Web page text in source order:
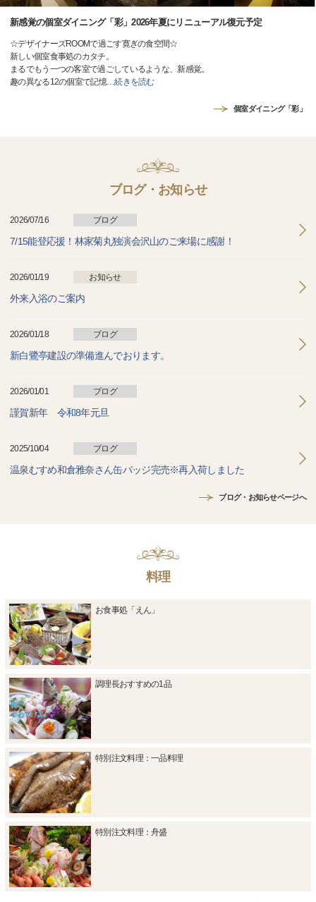
新感覚の個室ダイニング「彩」2026年夏にリニューアル復元予定
☆デザイナーズROOMで過ごす寛ぎの食空間☆
新しい個室食事処のカタチ。
まるでもう一つの客室で過ごしているような、新感覚。
趣の異なる12の個室で記憶…続きを読む
個室ダイニング「彩」
ブログ・お知らせ
2026/07/16 ブログ
7/15能登応援！林家菊丸独演会沢山のご来場に感謝！
2026/01/19 お知らせ
外来入浴のご案内
2026/01/18 ブログ
新白鷺亭建設の準備進んでおります。
2026/01/01 ブログ
謹賀新年 令和8年元旦
2025/10/04 ブログ
温泉むすめ和倉雅奈さん缶バッジ完売※再入荷しました
ブログ・お知らせページへ
料理
お食事処「えん」
調理長おすすめの1品
特別注文料理：一品料理
特別注文料理：舟盛